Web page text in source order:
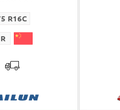
R16C
R